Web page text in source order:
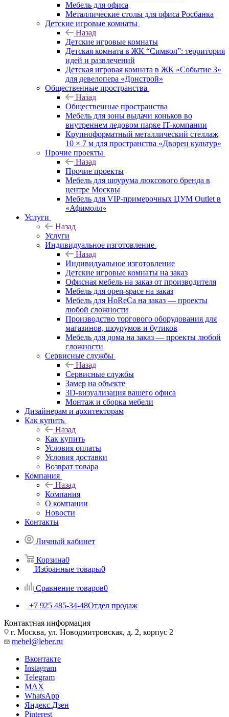
Мебель для офиса
Металлические столы для офиса Росбанка
Детские игровые комнаты
Назад
Детские игровые комнаты
Детская комната в ЖК “Символ”: территория
идей и развлечений
Детская игровая комната в ЖК «Событие 3»
для девелопера «Донстрой»
Общественные пространства
Назад
Общественные пространства
Мебель для зоны выдачи коньков во
внутреннем ледовом парке IT-компании
Крупноформатный металлический стеллаж
10 × 7 м для пространства «Дворец культур»
Прочие проекты
Назад
Прочие проекты
Мебель для шоурума люксового бренда в
центре Москвы
Мебель для VIP-примерочных ЦУМ Outlet в
«Афимолл»
Услуги
Назад
Услуги
Индивидуальное изготовление
Назад
Индивидуальное изготовление
Детские игровые комнаты на заказ
Офисная мебель на заказ от производителя
Мебель для open-space на заказ
Мебель для HoReCa на заказ — проекты
любой сложности
Производство торгового оборудования для
магазинов, шоурумов и бутиков
Мебель для дома на заказ — проекты любой
сложности
Сервисные службы
Назад
Сервисные службы
Замер на объекте
3D-визуализация вашего офиса
Монтаж и сборка мебели
Дизайнерам и архитекторам
Как купить
Назад
Как купить
Условия оплаты
Условия доставки
Возврат товара
Компания
Назад
Компания
О компании
Новости
Контакты
Личный кабинет
Корзина0
Избранные товары0
Сравнение товаров0
+7 925 485-34-48Отдел продаж
Контактная информация
г. Москва, ул. Новодмитровская, д. 2, корпус 2
mebel@leber.ru
Вконтакте
Instagram
Telegram
MAX
WhatsApp
Яндекс.Дзен
Pinterest